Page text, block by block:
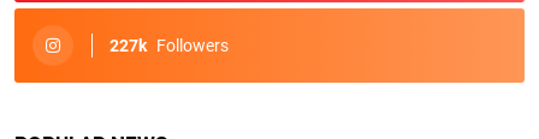
227k Followers